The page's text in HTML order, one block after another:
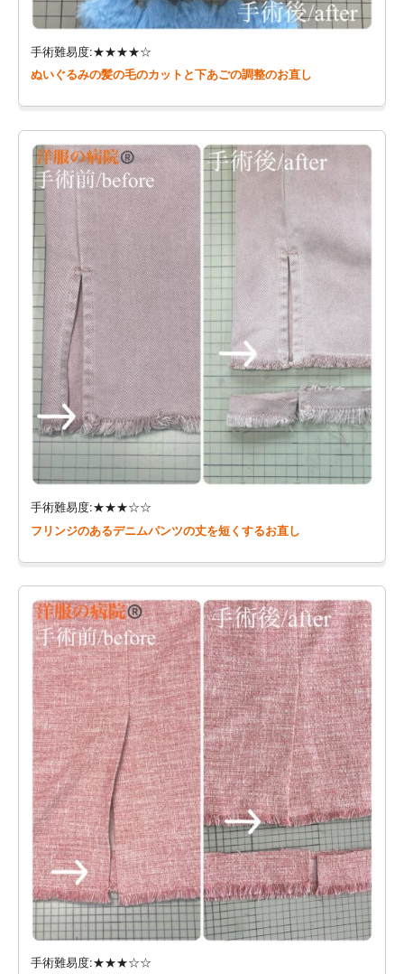
手術難易度:★★★★☆
ぬいぐるみの髪の毛のカットと下あごの調整のお直し
手術難易度:★★★☆☆
フリンジのあるデニムパンツの丈を短くするお直し
手術難易度:★★★☆☆